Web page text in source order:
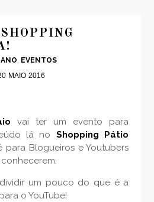
, EVENTOS
MAIO 2016
vai ter um evento para
lá no Shopping Pátio
para Blogueiros e Youtubers
um pouco do que é a
para o YouTube!